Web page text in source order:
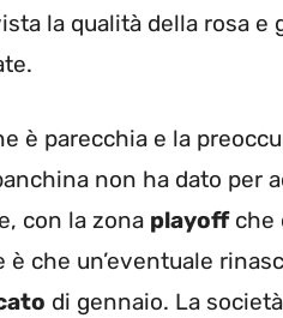
la qualità della rosa
è parecchia e la
non ha dato per
con la zona playoffche
è che un’eventuale
di gennaio. La